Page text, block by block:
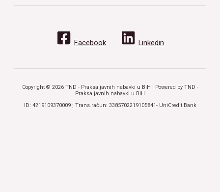
Facebook Linkedin
Copyright © 2026 TND - Praksa javnih nabavki u BiH | Powered by TND -
Praksa javnih nabavki u BiH
ID: 4219109370009 ; Trans.račun: 3385702219105841- UniCredit Bank